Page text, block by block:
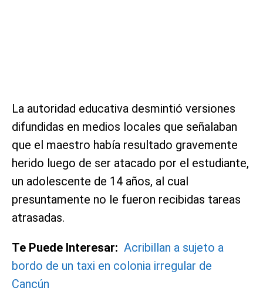
La autoridad educativa desmintió versiones
difundidas en medios locales que señalaban
que el maestro había resultado gravemente
herido luego de ser atacado por el estudiante,
un adolescente de 14 años, al cual
presuntamente no le fueron recibidas tareas
atrasadas.
Te Puede Interesar: Acribillan a sujeto a
bordo de un taxi en colonia irregular de
Cancún